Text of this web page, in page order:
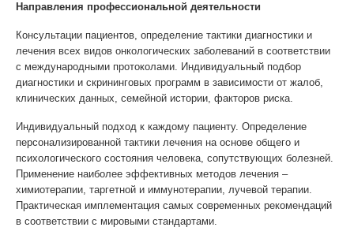
Направления профессиональной деятельности
Консультации пациентов, определение тактики диагностики и
лечения всех видов онкологических заболеваний в соответствии
с международными протоколами. Индивидуальный подбор
диагностики и скрининговых программ в зависимости от жалоб,
клинических данных, семейной истории, факторов риска.
Индивидуальный подход к каждому пациенту. Определение
персонализированной тактики лечения на основе общего и
психологического состояния человека, сопутствующих болезней.
Применение наиболее эффективных методов лечения –
химиотерапии, таргетной и иммунотерапии, лучевой терапии.
Практическая имплементация самых современных рекомендаций
в соответствии с мировыми стандартами.